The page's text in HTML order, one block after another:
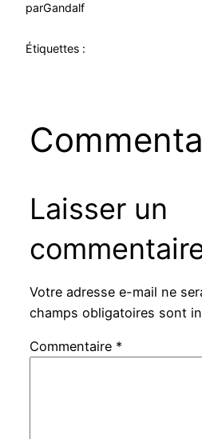
parGandalf
Étiquettes :
Laisser un
Votre adresse e-mail ne
champs obligatoires sont
Commentaire *